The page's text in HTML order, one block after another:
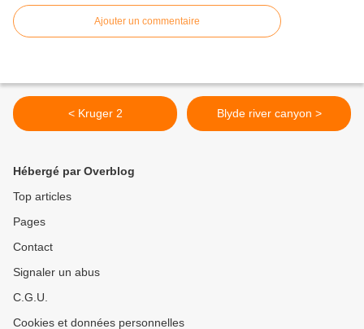
Ajouter un commentaire
< Kruger 2 Blyde river canyon >
Hébergé par Overblog
Top articles
Pages
Contact
Signaler un abus
C.G.U.
Cookies et données personnelles